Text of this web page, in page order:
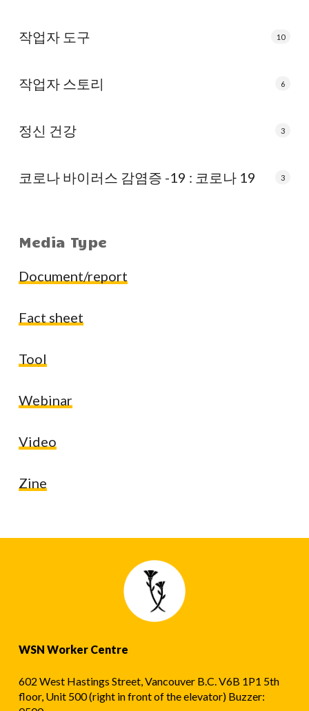
작업자 도구 10
작업자 스토리 6
정신 건강 3
코로나 바이러스 감염증 -19 : 코로나 19 3
Media Type
Document/report
Fact sheet
Tool
Webinar
Video
Zine
WSN Worker Centre
602 West Hastings Street, Vancouver B.C. V6B 1P1 5th
floor, Unit 500 (right in front of the elevator) Buzzer: